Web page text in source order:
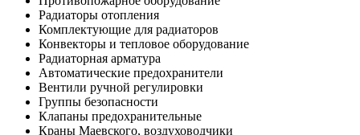
Радиаторы отопления
Комплектующие для радиаторов
Конвекторы и тепловое оборудование
Радиаторная арматура
Автоматические предохранители
Вентили ручной регулировки
Группы безопасности
Клапаны предохранительные
Краны Маевского, воздуховодчики